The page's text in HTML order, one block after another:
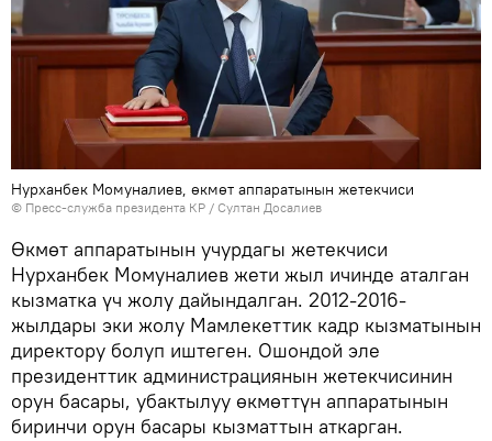
Нурханбек Момуналиев, өкмөт аппаратынын жетекчиси
© Пресс-служба президента КР / Султан Досалиев
Өкмөт аппаратынын учурдагы жетекчиси
Нурханбек Момуналиев жети жыл ичинде аталган
кызматка үч жолу дайындалган. 2012-2016-
жылдары эки жолу Мамлекеттик кадр кызматынын
директору болуп иштеген. Ошондой эле
президенттик администрациянын жетекчисинин
орун басары, убактылуу өкмөттүн аппаратынын
биринчи орун басары кызматтын аткарган.